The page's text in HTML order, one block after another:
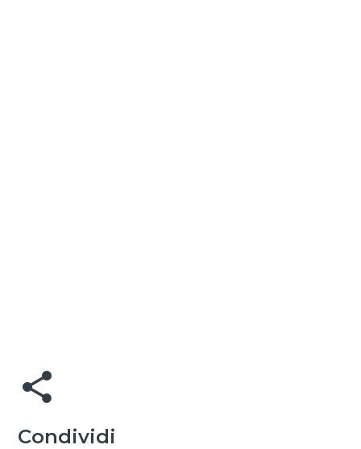
share
Condividi